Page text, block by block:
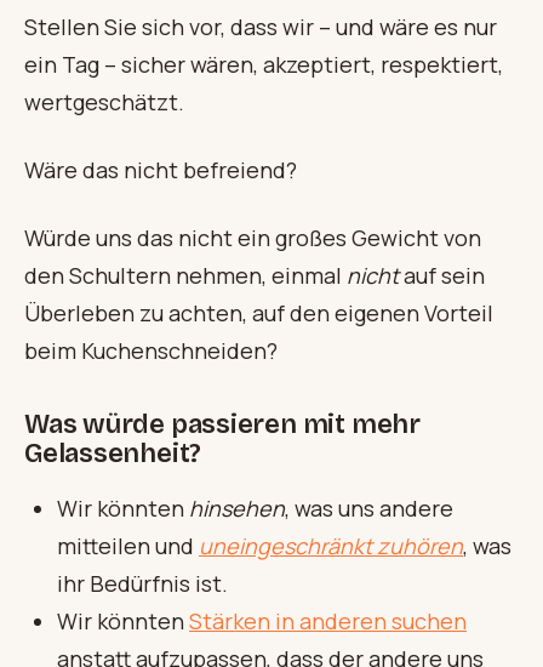
Stellen Sie sich vor, dass wir – und wäre es nur
ein Tag – sicher wären, akzeptiert, respektiert,
wertgeschätzt.
Wäre das nicht befreiend?
Würde uns das nicht ein großes Gewicht von
den Schultern nehmen, einmal nichtauf sein
Überleben zu achten, auf den eigenen Vorteil
beim Kuchenschneiden?
Was würde passieren mit mehr
Gelassenheit?
Wir könnten hinsehen, was uns andere
mitteilen und uneingeschränkt zuhören, was
ihr Bedürfnis ist.
Wir könntenStärken in anderen suchen
anstatt aufzupassen, dass der andere uns